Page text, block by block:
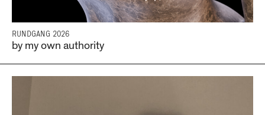
RUNDGANG 2026
by my own authority